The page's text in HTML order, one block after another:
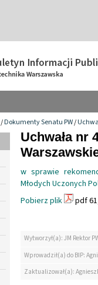
/Dokumenty Senatu PW/
Uchwała nr
w sprawie
Młodych Uczonych
Pobierz plik
pdf
Wytworzył(a): JM Rektor
Wprowadził(a) do BIP:
Zaktualizował(a):